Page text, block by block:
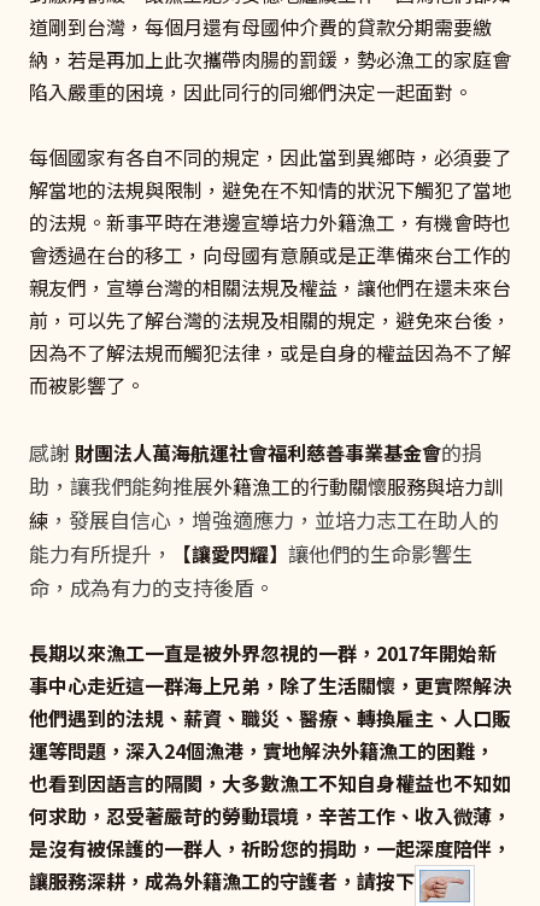
道剛到台灣，每個月還有母國仲介費的貸款分期需要繳
納，若是再加上此次攜帶肉腸的罰鍰，勢必漁工的家庭會
陷入嚴重的困境，因此同行的同鄉們決定一起面對。
每個國家有各自不同的規定，因此當到異鄉時，必須要了
解當地的法規與限制，避免在不知情的狀況下觸犯了當地
的法規。新事平時在港邊宣導培力外籍漁工，有機會時也
會透過在台的移工，向母國有意願或是正準備來台工作的
親友們，宣導台灣的相關法規及權益，讓他們在還未來台
前，可以先了解台灣的法規及相關的規定，避免來台後，
因為不了解法規而觸犯法律，或是自身的權益因為不了解
而被影響了。
感謝 財團法人萬海航運社會福利慈善事業基金會的捐
助，讓我們能夠推展外籍漁工的行動關懷服務與培力訓
練 ，發展自信心，增強適應力，並培力志工在助人的
能力有所提升，
【讓愛閃耀】 讓他們的生命影響生
命，成為有力的支持後盾。
長期以來漁工一直是被外界忽視的一群，2017年開始新
事中心走近這一群海上兄弟，除了生活關懷，更實際解決
他們遇到的法規、薪資、職災、醫療、轉換雇主、人口販
運等問題，深入24個漁港，實地解決外籍漁工的困難，
也看到因語言的隔閡，大多數漁工不知自身權益也不知如
何求助，忍受著嚴苛的勞動環境，辛苦工作、收入微薄，
是沒有被保護的一群人，祈盼您的捐助，一起深度陪伴，
讓服務深耕，成為外籍漁工的守護者，請按下